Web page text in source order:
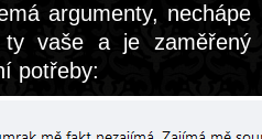
argumenty, nechápe
ty vaše a je zaměřený
potřeby: